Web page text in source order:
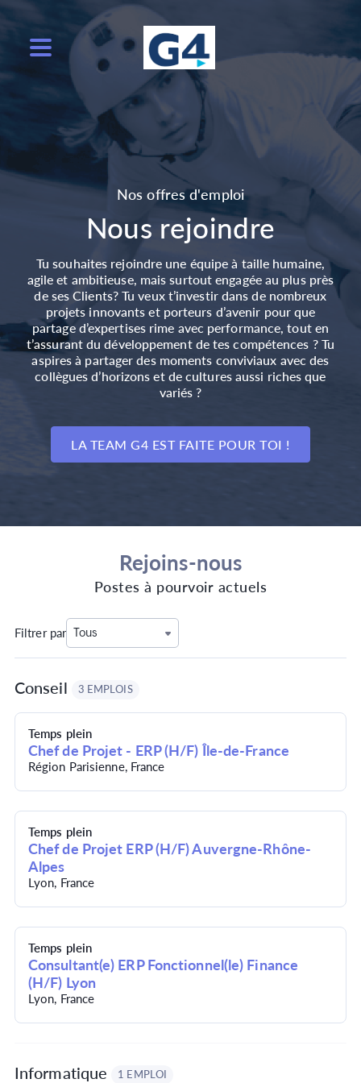
Nos offres d'emploi
Nous rejoindre
Tu souhaites rejoindre une équipe à taille humaine,
agile et ambitieuse, mais surtout engagée au plus près
de ses Clients? Tu veux t’investir dans de nombreux
projets innovants et porteurs d’avenir pour que
partage d’expertises rime avec performance, tout en
t’assurant du développement de tes compétences ? Tu
aspires à partager des moments conviviaux avec des
collègues d’horizons et de cultures aussi riches que
variés ?
LA TEAM G4 EST FAITE POUR TOI !
Rejoins-nous
Postes à pourvoir actuels
Filtrer par Tous
Conseil 3 EMPLOIS
Temps plein
Chef de Projet - ERP (H/F) Île-de-France
Région Parisienne, France
Temps plein
Chef de Projet ERP (H/F) Auvergne-Rhône-
Alpes
Lyon, France
Temps plein
Consultant(e) ERP Fonctionnel(le) Finance
(H/F) Lyon
Lyon, France
Informatique 1 EMPLOI